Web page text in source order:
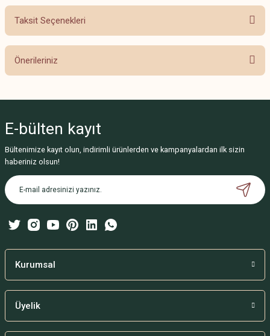
Taksit Seçenekleri
Önerileriniz
Görüş ve önerileriniz için teşekkür ederiz.
Ürün resmi kalitesiz, bozuk veya görüntülenemiyor.
Ürün açıklamasında eksik bilgiler bulunuyor.
Ürün bilgilerinde hatalar bulunuyor.
Bu ürüne benzer farklı alternatifler olmalı.
E-bülten kayıt
Bültenimize kayıt olun, indirimli ürünlerden ve kampanyalardan ilk sizin
haberiniz olsun!
Kurumsal
Üyelik